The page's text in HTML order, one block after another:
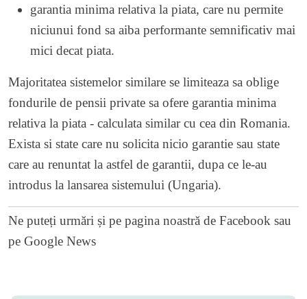
garantia minima relativa la piata, care nu permite
niciunui fond sa aiba performante semnificativ mai
mici decat piata.
Majoritatea sistemelor similare se limiteaza sa oblige
fondurile de pensii private sa ofere garantia minima
relativa la piata - calculata similar cu cea din Romania.
Exista si state care nu solicita nicio garantie sau state
care au renuntat la astfel de garantii, dupa ce le-au
introdus la lansarea sistemului (Ungaria).
Ne puteți urmări și pe pagina noastră de Facebook sau
pe Google News